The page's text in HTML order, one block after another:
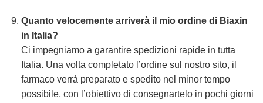
Quanto velocemente arriverà il mio ordine di Biaxin
in Italia?
Ci impegniamo a garantire spedizioni rapide in tutta
Italia. Una volta completato l’ordine sul nostro sito, il
farmaco verrà preparato e spedito nel minor tempo
possibile, con l’obiettivo di consegnartelo in pochi giorni